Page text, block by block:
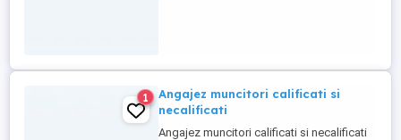
1
Angajez muncitori calificati si
necalificati
Angajez muncitori calificati si necalificati